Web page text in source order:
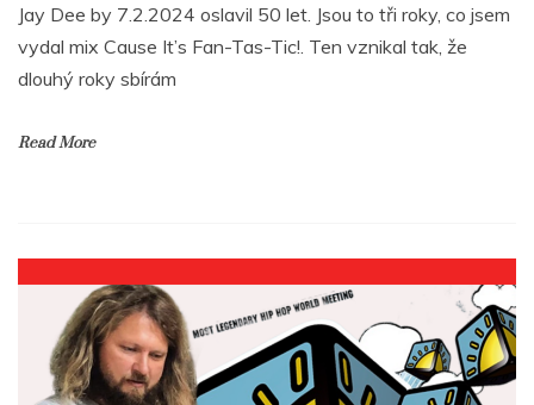
Jay Dee by 7.2.2024 oslavil 50 let. Jsou to tři roky, co jsem
vydal mix Cause It’s Fan-Tas-Tic!. Ten vznikal tak, že
dlouhý roky sbírám
Read More